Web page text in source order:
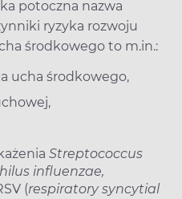
potoczna nazwa
ryzyka rozwoju
środkowego to m.in.:
ucha środkowego,
Streptococcus
influenzae,
(respiratory syncytial